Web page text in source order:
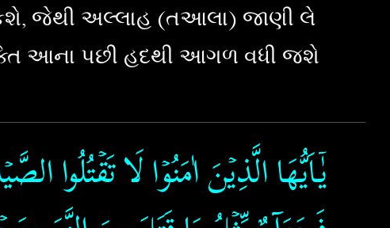
જેથી અલ્લાહ (તઆલા) જાણી લે
આના પછી હદથી આગળ વધી જશે
يٰۤـاَيُّهَا الَّذِيۡنَ اٰمَنُوۡا لَا